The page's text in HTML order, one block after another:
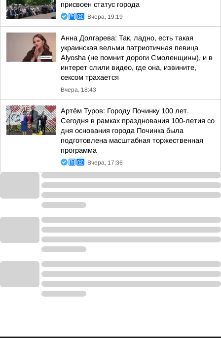
присвоен статус города
Вчера, 19:19
Анна Долгарева: Так, ладно, есть такая
украинская вельми патриотичная певица
Alyosha (не помнит дороги Смоленщины), и в
интерет слили видео, где она, извините,
сексом трахается
Вчера, 18:43
Артём Туров: Городу Починку 100 лет.
Сегодня в рамках празднования 100-летия со
дня основания города Починка была
подготовлена масштабная торжественная
программа
Вчера, 17:36